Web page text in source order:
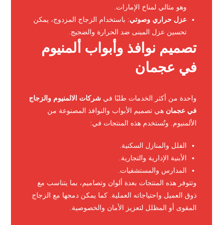
وهو مثالي لمناخ الإمارات.
عزل حراري وصوتي: باستخدام الزجاج المزدوج، يمكن
تحسين عزل المبنى ضد الحرارة والضجيج.
تصميم نوافذ وأبواب ألمنيوم
في عجمان
واحدة من أكثر الخدمات طلبًا فيشركات الالمنيوم والزجاج
في عجمان هي تصميم الأبواب والنوافذ المصنوعة من
الألمنيوم. وتُستخدم هذه المنتجات في:
الفلل والمنازل السكنية.
الأبنية الإدارية والتجارية.
المدارس والمستشفيات.
وتتوفر هذه المنتجات بعدة ألوان وتصاميم، بما يتناسب مع
ذوق العميل واحتياجاته العملية. كما يمكن دمجها مع الزجاج
المقوى أو المظلل لتعزيز الأمان والخصوصية.